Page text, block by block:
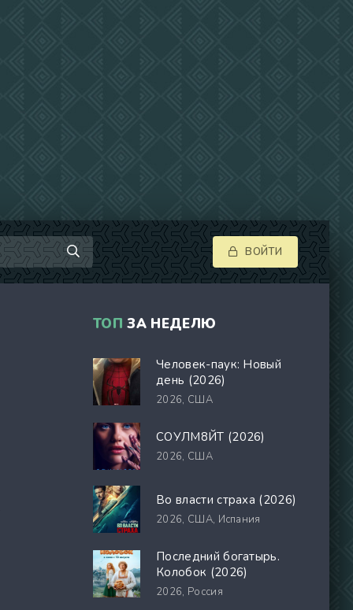
ВОЙТИ
ТОП ЗА НЕДЕЛЮ
Человек-паук: Новый
день (2026)
2026, США
СОУЛМ8ЙТ (2026)
2026, США
Во власти страха (2026)
2026, США, Испания
Последний богатырь.
Колобок (2026)
2026, Россия